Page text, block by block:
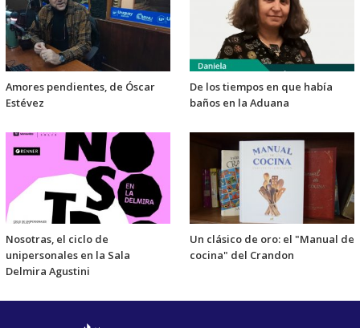
Amores pendientes, de Óscar
Estévez
De los tiempos en que había
baños en la Aduana
Nosotras, el ciclo de
unipersonales en la Sala
Delmira Agustini
Un clásico de oro: el "Manual de
cocina" del Crandon